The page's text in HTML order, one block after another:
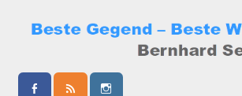
content
Bernhard Seidenath